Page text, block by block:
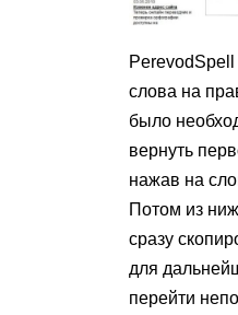
PerevodSpell
слова на
было
вернуть
нажав на
Потом из
сразу
для
перейти